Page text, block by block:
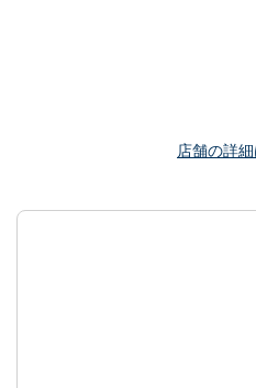
店舗の詳